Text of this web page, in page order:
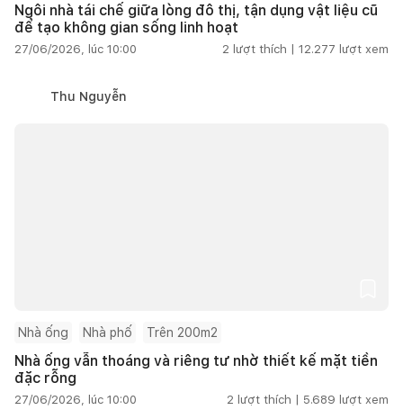
Ngôi nhà tái chế giữa lòng đô thị, tận dụng vật liệu cũ
để tạo không gian sống linh hoạt
27/06/2026, lúc 10:00 2 lượt thích | 12.277 lượt xem
Thu Nguyễn
Nhà ống Nhà phố Trên 200m2
Nhà ống vẫn thoáng và riêng tư nhờ thiết kế mặt tiền
đặc rỗng
27/06/2026, lúc 10:00 2 lượt thích | 5.689 lượt xem